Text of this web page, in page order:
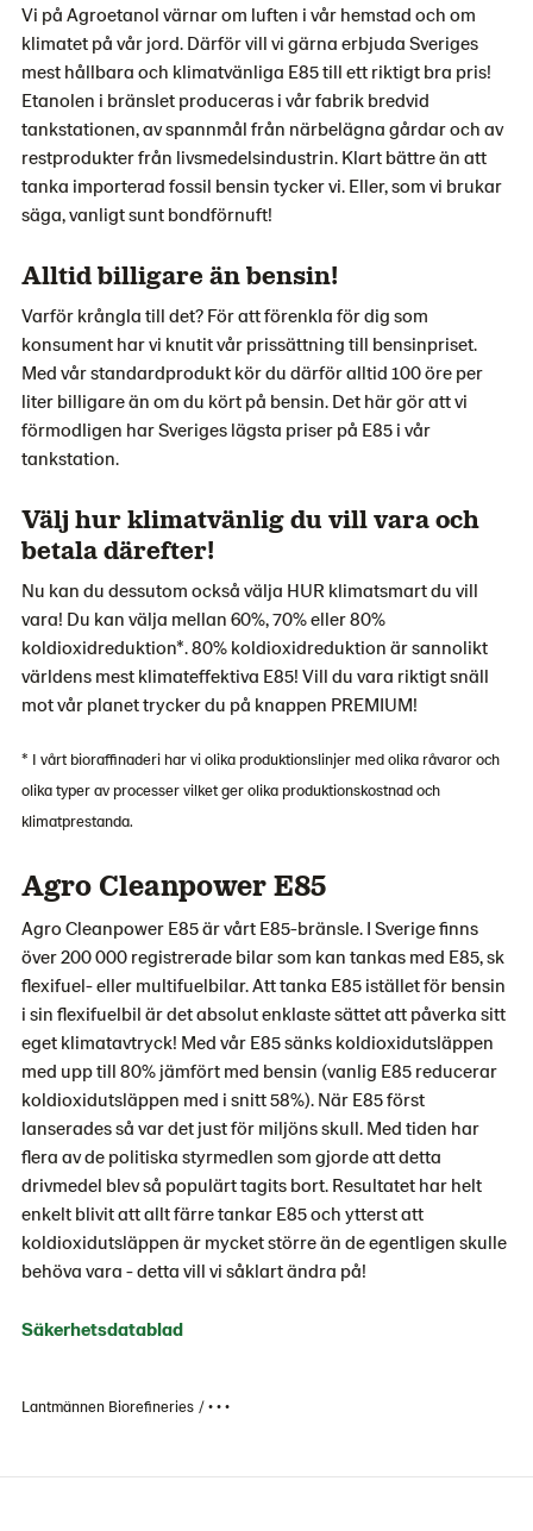
Vi på Agroetanol värnar om luften i vår hemstad och om
klimatet på vår jord. Därför vill vi gärna erbjuda Sveriges
mest hållbara och klimatvänliga E85 till ett riktigt bra pris!
Etanolen i bränslet produceras i vår fabrik bredvid
tankstationen, av spannmål från närbelägna gårdar och av
restprodukter från livsmedelsindustrin. Klart bättre än att
tanka importerad fossil bensin tycker vi. Eller, som vi brukar
säga, vanligt sunt bondförnuft!
Alltid billigare än bensin!
Varför krångla till det? För att förenkla för dig som
konsument har vi knutit vår prissättning till bensinpriset.
Med vår standardprodukt kör du därför alltid 100 öre per
liter billigare än om du kört på bensin. Det här gör att vi
förmodligen har Sveriges lägsta priser på E85 i vår
tankstation.
Välj hur klimatvänlig du vill vara och
betala därefter!
Nu kan du dessutom också välja HUR klimatsmart du vill
vara! Du kan välja mellan 60%, 70% eller 80%
koldioxidreduktion*. 80% koldioxidreduktion är sannolikt
världens mest klimateffektiva E85! Vill du vara riktigt snäll
mot vår planet trycker du på knappen PREMIUM!
* I vårt bioraffinaderi har vi olika produktionslinjer med olika råvaror och
olika typer av processer vilket ger olika produktionskostnad och
klimatprestanda.
Agro Cleanpower E85
Agro Cleanpower E85 är vårt E85-bränsle. I Sverige finns
över 200 000 registrerade bilar som kan tankas med E85, sk
flexifuel- eller multifuelbilar. Att tanka E85 istället för bensin
i sin flexifuelbil är det absolut enklaste sättet att påverka sitt
eget klimatavtryck! Med vår E85 sänks koldioxidutsläppen
med upp till 80% jämfört med bensin (vanlig E85 reducerar
koldioxidutsläppen med i snitt 58%). När E85 först
lanserades så var det just för miljöns skull. Med tiden har
flera av de politiska styrmedlen som gjorde att detta
drivmedel blev så populärt tagits bort. Resultatet har helt
enkelt blivit att allt färre tankar E85 och ytterst att
koldioxidutsläppen är mycket större än de egentligen skulle
behöva vara - detta vill vi såklart ändra på!
Säkerhetsdatablad
Lantmännen Biorefineries • • •